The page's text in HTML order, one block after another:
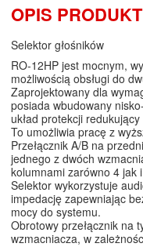
OPIS
Selektor głośników
RO-12HP jest mocnym,
możliwością obsługi do
Zaprojektowany dla
posiada wbudowany
układ protekcji
To umożliwia pracę z
Przełącznik A/B na
jednego z dwóch
kolumnami zarówno 4 jak
Selektor wykorzystuje
impedację zapewniając
mocy do systemu.
Obrotowy przełącznik na
wzmacniacza, w